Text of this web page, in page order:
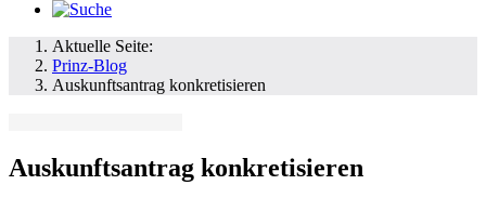
Aktuelle Seite:
Prinz-Blog
Auskunftsantrag konkretisieren
Auskunftsantrag konkretisieren